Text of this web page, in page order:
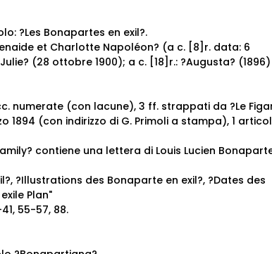
?Les Bonapartes en exil?.
et Charlotte Napoléon? (a c. [8]r. data: 6
(28 ottobre 1900); a c. [18]r.: ?Augusta? (1896)
numerate (con lacune), 3 ff. strappati da ?Le
1894 (con indirizzo di G. Primoli a stampa), 1
contiene una lettera di Louis Lucien
?Illustrations des Bonaparte en exil?, ?Dates des
Plan"
55-57, 88.